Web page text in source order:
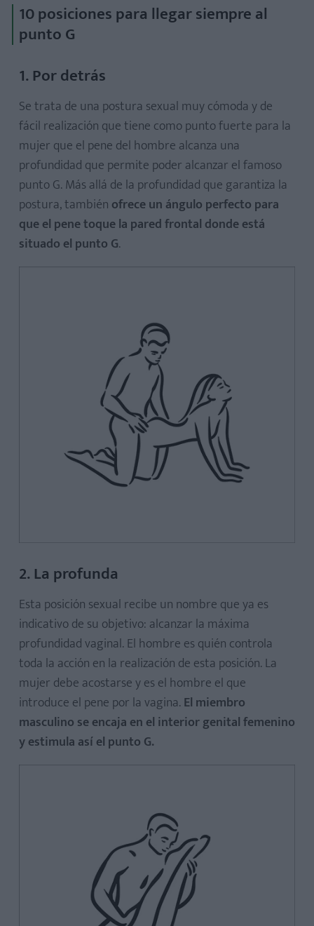
10 posiciones para llegar siempre al
punto G
1. Por detrás
Se trata de una postura sexual muy cómoda y de
fácil realización que tiene como punto fuerte para la
mujer que el pene del hombre alcanza una
profundidad que permite poder alcanzar el famoso
punto G. Más allá de la profundidad que garantiza la
postura, también ofrece un ángulo perfecto para
que el pene toque la pared frontal donde está
situado el punto G.
2. La profunda
Esta posición sexual recibe un nombre que ya es
indicativo de su objetivo: alcanzar la máxima
profundidad vaginal. El hombre es quién controla
toda la acción en la realización de esta posición. La
mujer debe acostarse y es el hombre el que
introduce el pene por la vagina. El miembro
masculino se encaja en el interior genital femenino
y estimula así el punto G.